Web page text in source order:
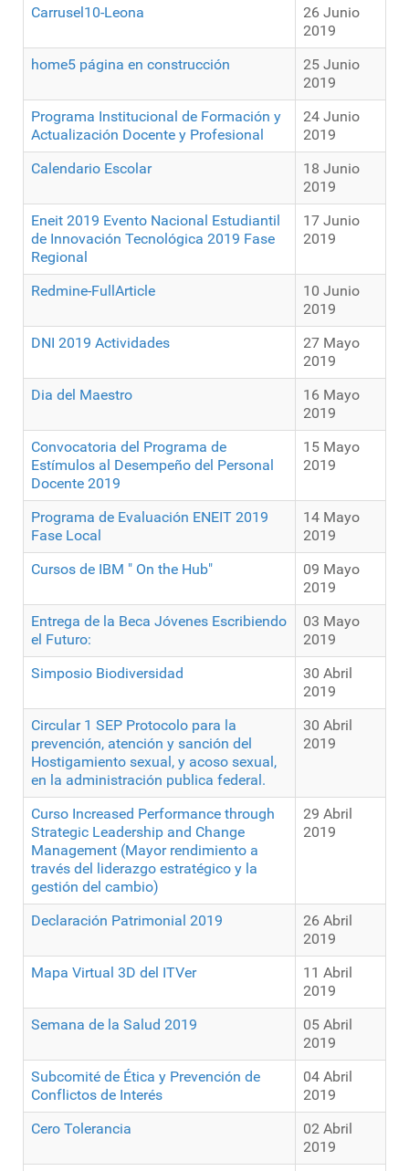
Carrusel10-Leona
26 Junio
2019
home5 página en construcción
25 Junio
2019
Programa Institucional de Formación y
Actualización Docente y Profesional
24 Junio
2019
Calendario Escolar
18 Junio
2019
Eneit 2019 Evento Nacional Estudiantil
de Innovación Tecnológica 2019 Fase
Regional
17 Junio
2019
Redmine-FullArticle
10 Junio
2019
DNI 2019 Actividades
27 Mayo
2019
Dia del Maestro
16 Mayo
2019
Convocatoria del Programa de
Estímulos al Desempeño del Personal
Docente 2019
15 Mayo
2019
Programa de Evaluación ENEIT 2019
Fase Local
14 Mayo
2019
Cursos de IBM " On the Hub"
09 Mayo
2019
Entrega de la Beca Jóvenes Escribiendo
el Futuro:
03 Mayo
2019
Simposio Biodiversidad
30 Abril
2019
Circular 1 SEP Protocolo para la
prevención, atención y sanción del
Hostigamiento sexual, y acoso sexual,
en la administración publica federal.
30 Abril
2019
Curso Increased Performance through
Strategic Leadership and Change
Management (Mayor rendimiento a
través del liderazgo estratégico y la
gestión del cambio)
29 Abril
2019
Declaración Patrimonial 2019
26 Abril
2019
Mapa Virtual 3D del ITVer
11 Abril
2019
Semana de la Salud 2019
05 Abril
2019
Subcomité de Ética y Prevención de
Conflictos de Interés
04 Abril
2019
Cero Tolerancia
02 Abril
2019